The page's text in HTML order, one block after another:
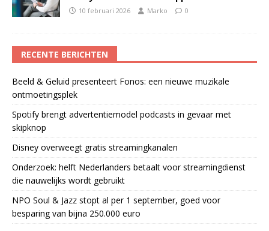
10 februari 2026 Marko 0
RECENTE BERICHTEN
Beeld & Geluid presenteert Fonos: een nieuwe muzikale
ontmoetingsplek
Spotify brengt advertentiemodel podcasts in gevaar met
skipknop
Disney overweegt gratis streamingkanalen
Onderzoek: helft Nederlanders betaalt voor streamingdienst
die nauwelijks wordt gebruikt
NPO Soul & Jazz stopt al per 1 september, goed voor
besparing van bijna 250.000 euro